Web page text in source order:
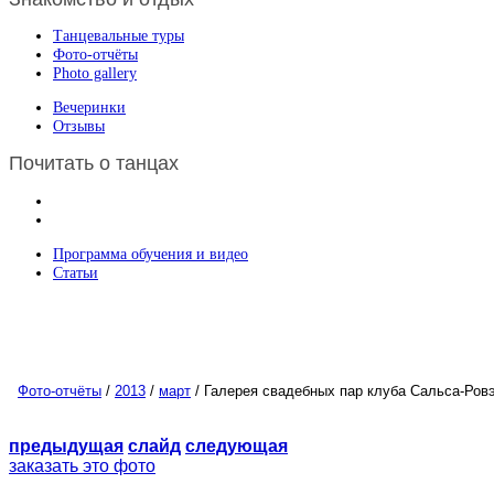
Танцевальные туры
Фото-отчёты
Photo gallery
Вечеринки
Отзывы
Почитать о танцах
Программа обучения и видео
Статьи
Фото-отчёты / 2013 / март / Галерея свадебных пар клуба Сальса-
предыдущая слайд следующая
заказать это фото